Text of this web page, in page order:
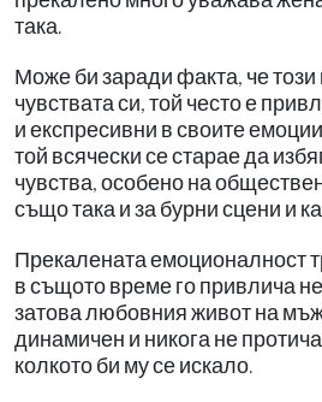
така.
Може би заради факта, че
чувствата си, той често е
и експресивни в своите
той всячески се старае да
чувства, особено на
също така и за бурни сцени и
Прекалената емоционалност
в същото време го привлича
затова любовния живот на
динамичен и никога не
колкото би му се искало.